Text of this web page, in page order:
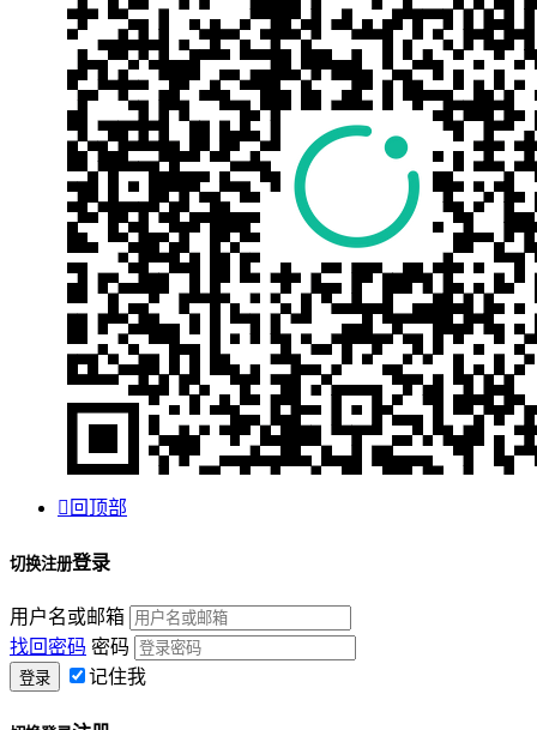
 回顶部
切换注册登录
用户名或邮箱
找回密码 密码
记住我